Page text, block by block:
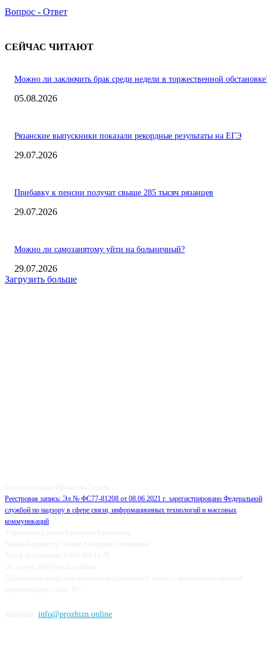
Вопрос - Ответ
СЕЙЧАС ЧИТАЮТ
Можно ли заключить брак среди недели в торжественной
05.08.2026
Рязанские выпускники показали рекордные результаты на ЕГЭ
29.07.2026
Прибавку к пенсии получат свыше 285 тысяч рязанцев
29.07.2026
Можно ли самозанятому уйти на больничный?
29.07.2026
Загрузить больше
Реестровая запись: Эл № ФС77-81208 от 08.06.2021 г. зарегистрировано Федеральной
службой по надзору в сфере связи, информационных технологий и массовых
коммуникаций
info@prozhizn.online